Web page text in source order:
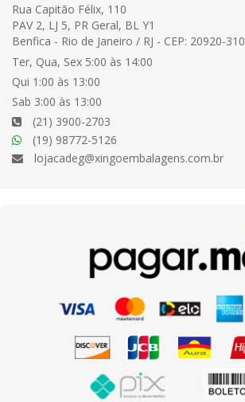
Rua Capitão Félix, 110
PAV 2, LJ 5, PR Geral, BL Y1
Benfica - Rio de Janeiro / RJ - CEP: 20920-310
Ter, Qua, Sex 5:00 às 14:00
Qui 1:00 às 13:00
Sab 3:00 às 13:00
(21) 3900-2703
(19) 98772-5126
lojacadeg@xingoembalagens.com.br